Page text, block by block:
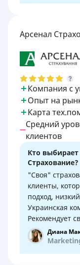
Арсенал
Компания с
Опыт на
Карта
Средний
клиентов
Кто
Страхование?
"Своя"
клиенты,
подход,
Украинская
Рекомендует
Диана